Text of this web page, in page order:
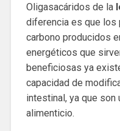
Oligasacáridos de la
diferencia es que los
carbono producidos
energéticos que
beneficiosas ya
capacidad de
intestinal, ya que
alimenticio.